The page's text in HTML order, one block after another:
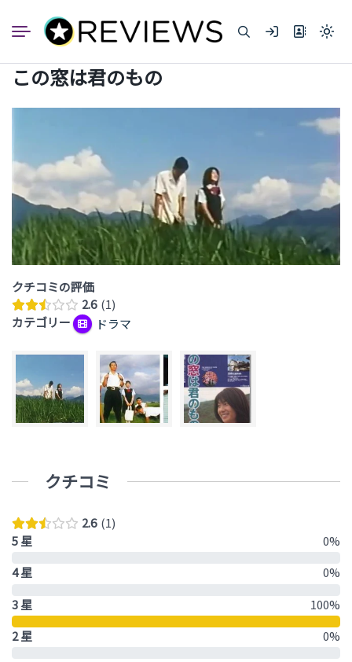
ン
Light
dark)
この窓は君のもの
クチコミの評価
2.6 1
カテゴリー
ドラマ
クチコミ
2.6 1
5 星
0%
4 星
0%
3 星
100%
2 星
0%